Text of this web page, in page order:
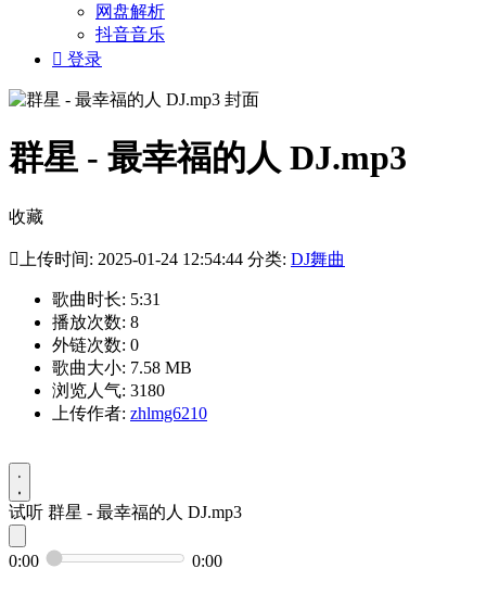
网盘解析
抖音音乐
 登录
群星 - 最幸福的人 DJ.mp3
收藏
 上传时间: 2025-01-24 12:54:44 分类: DJ舞曲
歌曲时长: 5:31
播放次数: 8
外链次数: 0
歌曲大小: 7.58 MB
浏览人气: 3180
上传作者: zhlmg6210
试听 群星 - 最幸福的人 DJ.mp3
0:00 0:00